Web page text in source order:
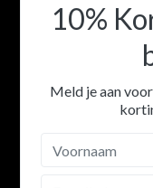
10%
Meld je aan